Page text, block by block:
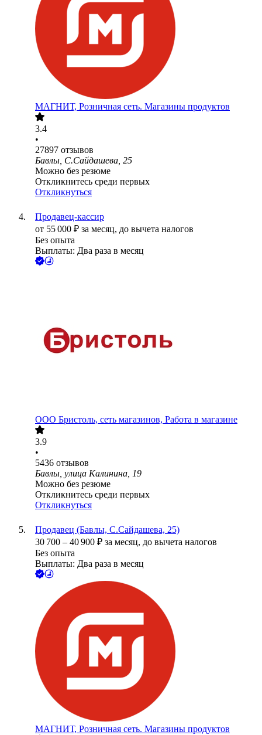
МАГНИТ, Розничная сеть. Магазины продуктов
3.4
•
27897 отзывов
Бавлы, С.Сайдашева, 25
Можно без резюме
Откликнитесь среди первых
Откликнуться
Продавец-кассир
от 55 000 ₽ за месяц, до вычета налогов
Без опыта
Выплаты: Два раза в месяц
ООО Бристоль, сеть магазинов, Работа в магазине
3.9
•
5436 отзывов
Бавлы, улица Калинина, 19
Можно без резюме
Откликнитесь среди первых
Откликнуться
Продавец (Бавлы, С.Сайдашева, 25)
30 700 – 40 900 ₽ за месяц, до вычета налогов
Без опыта
Выплаты: Два раза в месяц
МАГНИТ, Розничная сеть. Магазины продуктов